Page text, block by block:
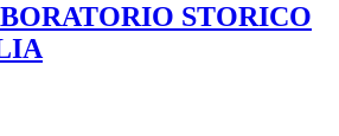
STORICO